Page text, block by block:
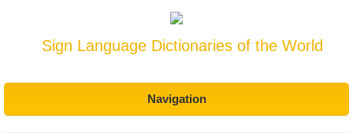
Sign Language Dictionaries of the World
Navigation